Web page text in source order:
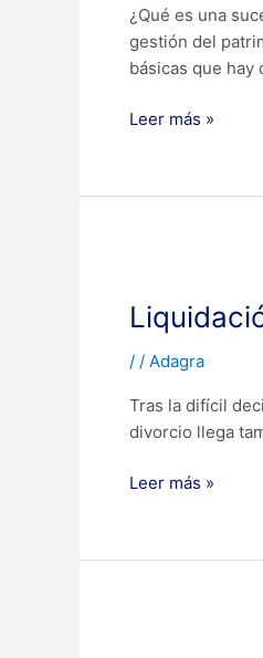
¿Qué es una
gestión del
básicas que
Leer más »
/ / Adagra
Tras la difícil
divorcio llega
Gananciales
Leer más »